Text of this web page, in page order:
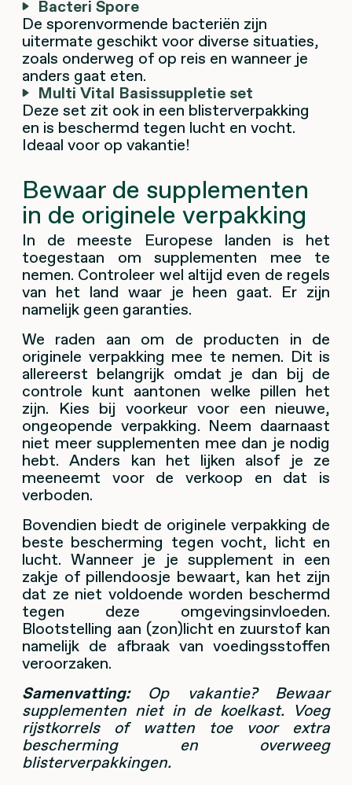
Bacteri Spore
De sporenvormende bacteriën zijn
uitermate geschikt voor diverse situaties,
zoals onderweg of op reis en wanneer je
anders gaat eten.
Multi Vital Basissuppletie set
Deze set zit ook in een blisterverpakking
en is beschermd tegen lucht en vocht.
Ideaal voor op vakantie!
Bewaar de supplementen
in de originele verpakking
In de meeste Europese landen is het
toegestaan om supplementen mee te
nemen. Controleer wel altijd even de regels
van het land waar je heen gaat. Er zijn
namelijk geen garanties.
We raden aan om de producten in de
originele verpakking mee te nemen. Dit is
allereerst belangrijk omdat je dan bij de
controle kunt aantonen welke pillen het
zijn. Kies bij voorkeur voor een nieuwe,
ongeopende verpakking. Neem daarnaast
niet meer supplementen mee dan je nodig
hebt. Anders kan het lijken alsof je ze
meeneemt voor de verkoop en dat is
verboden.
Bovendien biedt de originele verpakking de
beste bescherming tegen vocht, licht en
lucht. Wanneer je je supplement in een
zakje of pillendoosje bewaart, kan het zijn
dat ze niet voldoende worden beschermd
tegen deze omgevingsinvloeden.
Blootstelling aan (zon)licht en zuurstof kan
namelijk de afbraak van voedingsstoffen
veroorzaken.
Samenvatting:Op vakantie? Bewaar
supplementen niet in de koelkast. Voeg
rijstkorrels of watten toe voor extra
bescherming en overweeg
blisterverpakkingen.